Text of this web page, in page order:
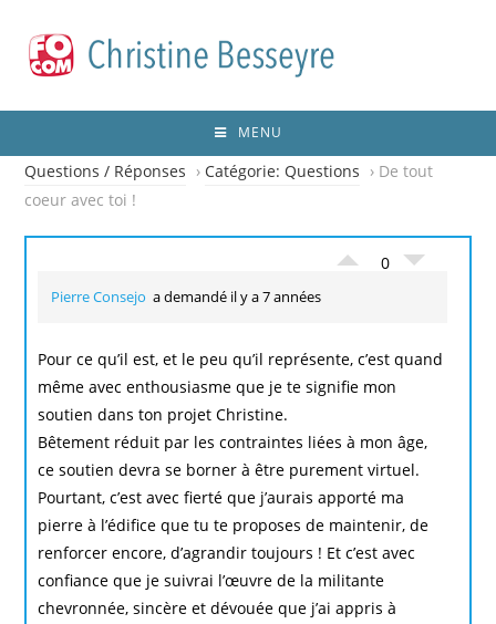
MENU
Questions / Réponses › Catégorie: Questions › De tout
coeur avec toi !
0
Pierre Consejo a demandé il y a 7 années
Pour ce qu’il est, et le peu qu’il représente, c’est quand
même avec enthousiasme que je te signifie mon
soutien dans ton projet Christine.
Bêtement réduit par les contraintes liées à mon âge,
ce soutien devra se borner à être purement virtuel.
Pourtant, c’est avec fierté que j’aurais apporté ma
pierre à l’édifice que tu te proposes de maintenir, de
renforcer encore, d’agrandir toujours ! Et c’est avec
confiance que je suivrai l’œuvre de la militante
chevronnée, sincère et dévouée que j’ai appris à